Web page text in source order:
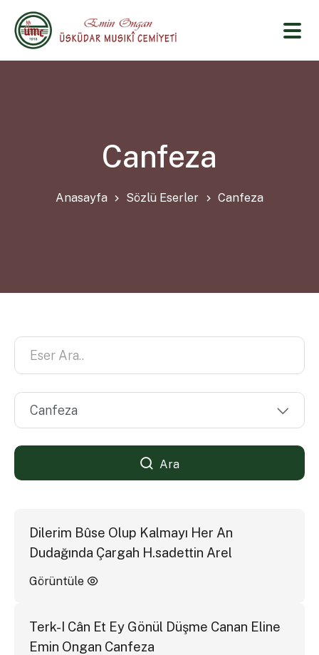
Canfeza
Anasayfa Sözlü Eserler Canfeza
Ara
Dilerim Bûse Olup Kalmayı Her An
Dudağında Çargah H.sadettin Arel
Görüntüle
Terk-I Cân Et Ey Gönül Düşme Canan Eline
Emin Ongan Canfeza